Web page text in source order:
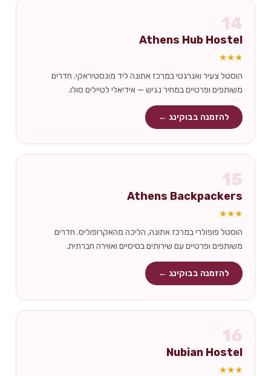
14
Athens Hub Hostel
★★★
הוסטל צעיר ואנרגטי במרכז אתונה ליד מונסטיראקי. חדרים
משותפים ופרטיים במחיר נגיש — אידיאלי לטיילים סולו.
להזמנה בבוקינג ←
15
Athens Backpackers
★★★
הוסטל פופולרי במרכז אתונה, הליכה מהאקרופוליס. חדרים
משותפים ופרטיים עם שירותים בסיסיים ואווירה חברתית.
להזמנה בבוקינג ←
16
Nubian Hostel
★★★